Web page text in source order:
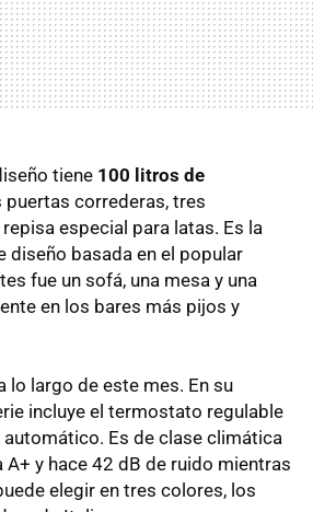
tiene 100 litros de
puertas correderas, tres
especial para latas. Es la
diseño basada en el popular
fue un sofá, una mesa y una
en los bares más pijos y
lo largo de este mes. En su
incluye el termostato regulable
Es de clase climática
A+ y hace 42 dB de ruido mientras
elegir en tres colores, los